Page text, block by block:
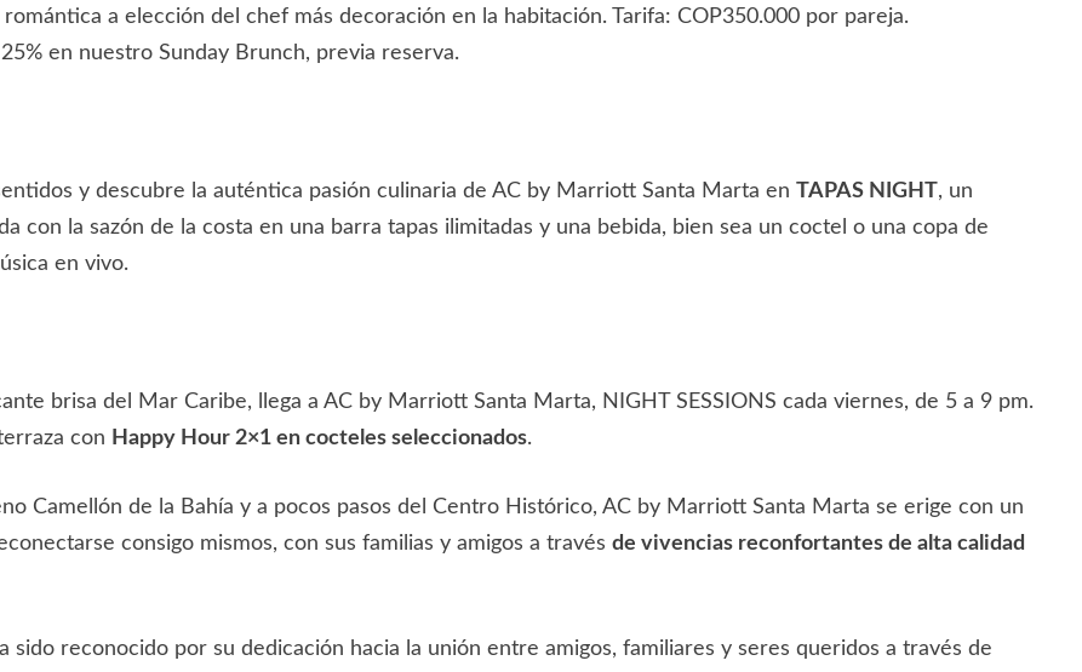
a elección del chef más decoración en la habitación. Tarifa: COP350.000 por pareja.
en nuestro Sunday Brunch, previa reserva.
y descubre la auténtica pasión culinaria de AC by Marriott Santa Marta enTAPAS NIGHT, un
con la sazón de la costa en una barra tapas ilimitadas y una bebida, bien sea un coctel o una copa de
en vivo.
brisa del Mar Caribe, llega a AC by Marriott Santa Marta, NIGHT SESSIONS cada viernes, de 5 a 9 pm.
con Happy Hour 2×1 en cocteles seleccionados.
Camellón de la Bahía y a pocos pasos del Centro Histórico, AC by Marriott Santa Marta se erige con un
consigo mismos, con sus familias y amigos a travésde vivencias reconfortantes de alta calidad
reconocido por su dedicación hacia la unión entre amigos, familiares y seres queridos a través de